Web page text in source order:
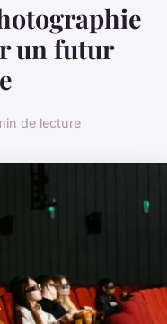
un futur
de lecture